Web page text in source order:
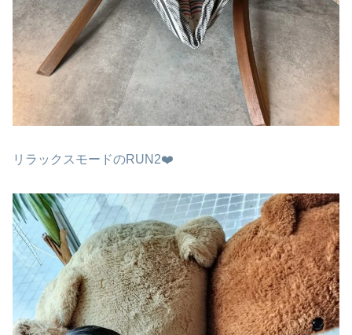
リラックスモードのRUN2❤️